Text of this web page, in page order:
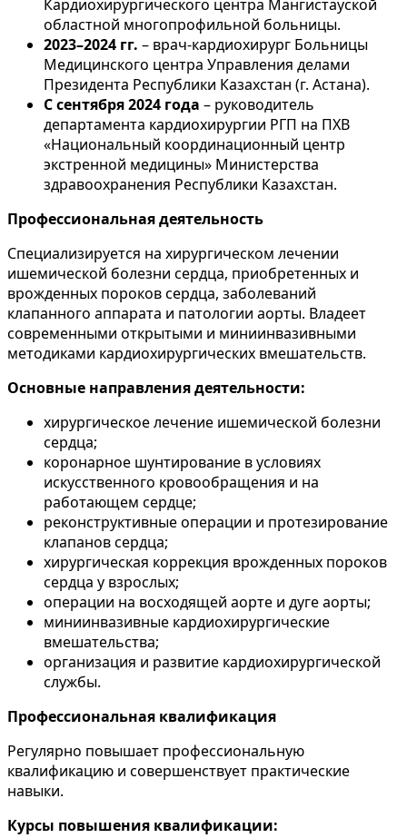
Кардиохирургического центра Мангистауской
областной многопрофильной больницы.
2023–2024 гг. – врач-кардиохирург Больницы
Медицинского центра Управления делами
Президента Республики Казахстан (г. Астана).
С сентября 2024 года – руководитель
департамента кардиохирургии РГП на ПХВ
«Национальный координационный центр
экстренной медицины» Министерства
здравоохранения Республики Казахстан.
Профессиональная деятельность
Специализируется на хирургическом лечении
ишемической болезни сердца, приобретенных и
врожденных пороков сердца, заболеваний
клапанного аппарата и патологии аорты. Владеет
современными открытыми и миниинвазивными
методиками кардиохирургических вмешательств.
Основные направления деятельности:
хирургическое лечение ишемической болезни
сердца;
коронарное шунтирование в условиях
искусственного кровообращения и на
работающем сердце;
реконструктивные операции и протезирование
клапанов сердца;
хирургическая коррекция врожденных пороков
сердца у взрослых;
операции на восходящей аорте и дуге аорты;
миниинвазивные кардиохирургические
вмешательства;
организация и развитие кардиохирургической
службы.
Профессиональная квалификация
Регулярно повышает профессиональную
квалификацию и совершенствует практические
навыки.
Курсы повышения квалификации: